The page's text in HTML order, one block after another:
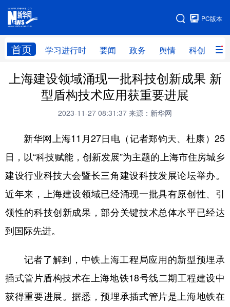
PC版本
首页 学习进行时 要闻 政务 舆情 科创 产
网站地图
首页 学习进行时 要闻 政务
科创 产经
民生
房产 体育 健康 图片
信息 廉政 原创 长三角频道
上海建设领域涌现一批科技创新成果 新
型盾构技术应用获重要进展
2023-11-27 08:31:37 来源：新华网
新华网上海11月27日电（记者郑钧天、杜康）25
日，以“科技赋能，创新发展”为主题的上海市住房城乡
建设行业科技大会暨长三角建设科技发展论坛举办。
近年来，上海建设领域已经涌现一批具有原创性、引
领性的科技创新成果，部分关键技术总体水平已经达
到国际先进。
记者了解到，中铁上海工程局应用的新型预埋承
插式管片盾构技术在上海地铁18号线二期工程建设中
获得重要进展。据悉，预埋承插式管片是上海地铁在